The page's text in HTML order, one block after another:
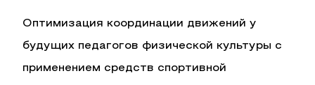
Оптимизация координации движений у
будущих педагогов физической культуры с
применением средств спортивной